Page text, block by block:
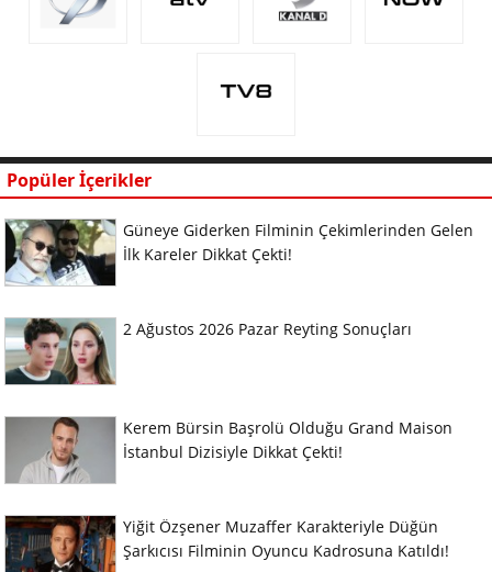
Popüler İçerikler
Güneye Giderken Filminin Çekimlerinden Gelen
İlk Kareler Dikkat Çekti!
2 Ağustos 2026 Pazar Reyting Sonuçları
Kerem Bürsin Başrolü Olduğu Grand Maison
İstanbul Dizisiyle Dikkat Çekti!
Yiğit Özşener Muzaffer Karakteriyle Düğün
Şarkıcısı Filminin Oyuncu Kadrosuna Katıldı!